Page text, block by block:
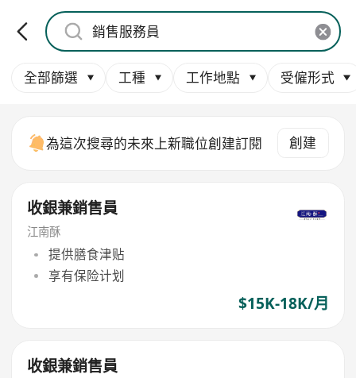
全部篩選 工種 工作地點 受僱形式
為這次搜尋的未來上新職位創建訂閱 創建
收銀兼銷售員
江南酥
提供膳食津贴
享有保险计划
$15K-18K/月
收銀兼銷售員